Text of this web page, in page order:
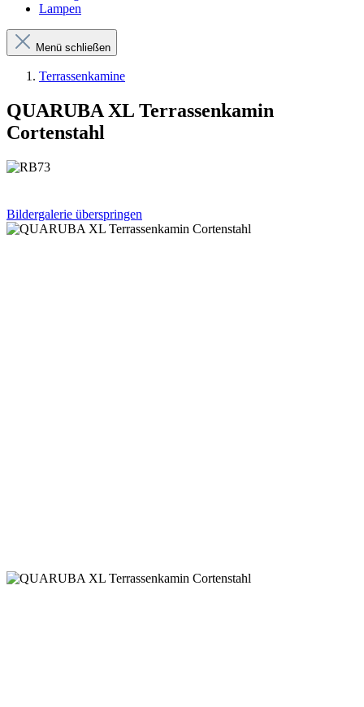
Lampen
Menü schließen
Terrassenkamine
QUARUBA XL Terrassenkamin
Cortenstahl
Bildergalerie überspringen